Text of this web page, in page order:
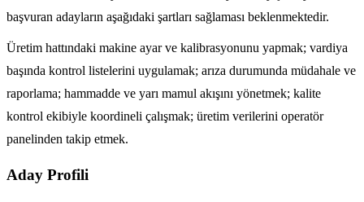
başvuran adayların aşağıdaki şartları sağlaması beklenmektedir.
Üretim hattındaki makine ayar ve kalibrasyonunu yapmak; vardiya
başında kontrol listelerini uygulamak; arıza durumunda müdahale ve
raporlama; hammadde ve yarı mamul akışını yönetmek; kalite
kontrol ekibiyle koordineli çalışmak; üretim verilerini operatör
panelinden takip etmek.
Aday Profili